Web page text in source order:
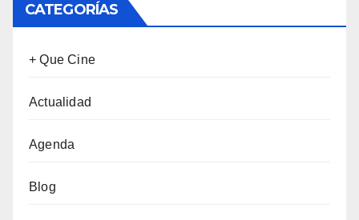
CATEGORÍAS
+ Que Cine
Actualidad
Agenda
Blog